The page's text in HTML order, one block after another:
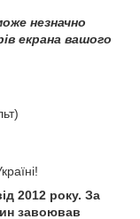
незначно
екрана вашого
2012 року. За
завоював